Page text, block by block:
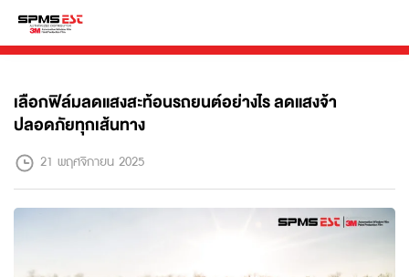
เลือกฟิล์มลดแสงสะท้อนรถยนต์อย่างไร ลดแสงจ้า
ปลอดภัยทุกเส้นทาง
21 พฤศจิกายน 2025